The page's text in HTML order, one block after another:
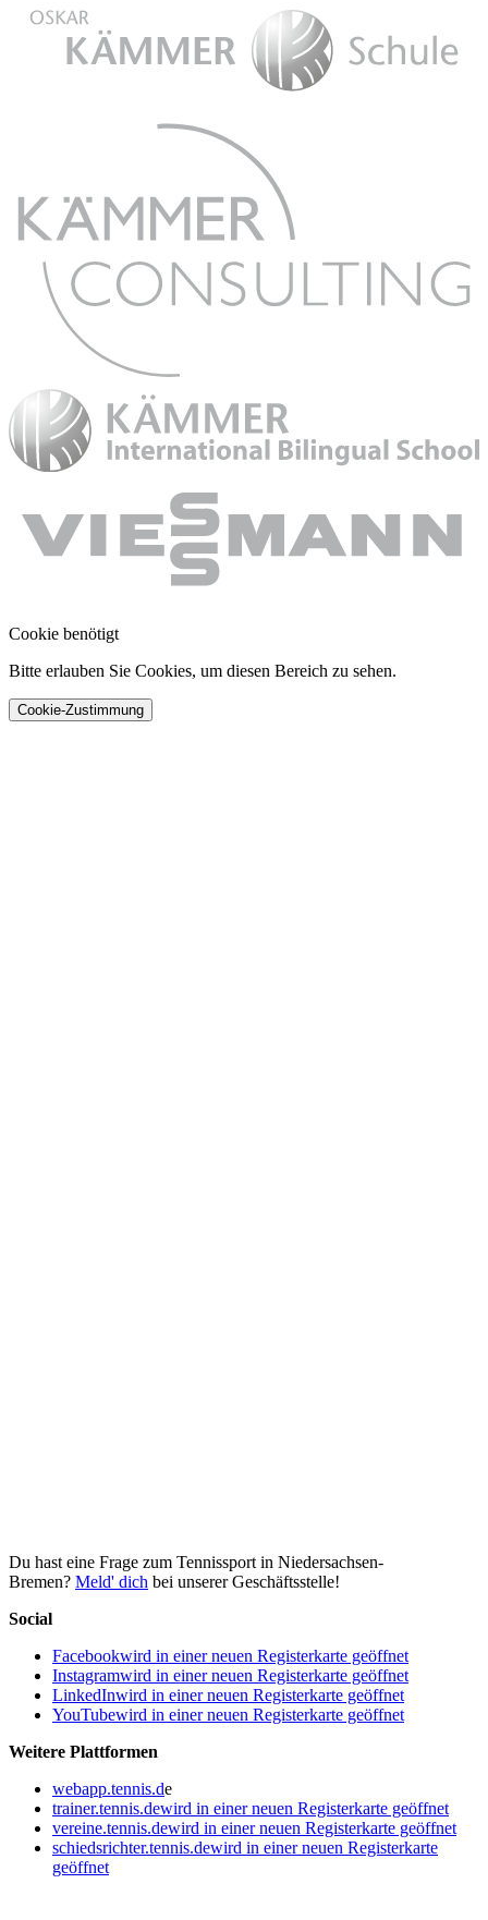
Cookie benötigt
Bitte erlauben Sie Cookies, um diesen Bereich zu sehen.
Cookie-Zustimmung
Du hast eine Frage zum Tennissport in Niedersachsen-
Bremen? Meld' dich bei unserer Geschäftsstelle!
Social
Facebookwird in einer neuen Registerkarte geöffnet
Instagramwird in einer neuen Registerkarte geöffnet
LinkedInwird in einer neuen Registerkarte geöffnet
YouTubewird in einer neuen Registerkarte geöffnet
Weitere Plattformen
webapp.tennis.de
trainer.tennis.dewird in einer neuen Registerkarte geöffnet
vereine.tennis.dewird in einer neuen Registerkarte geöffnet
schiedsrichter.tennis.dewird in einer neuen Registerkarte
geöffnet